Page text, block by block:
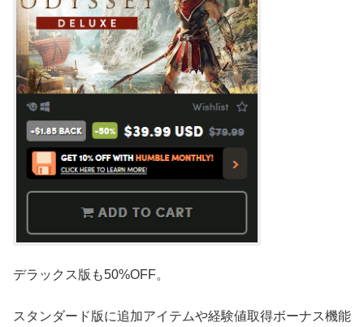
デラックス版も50%OFF。
スタンダード版に追加アイテムや経験値取得ボーナス機能